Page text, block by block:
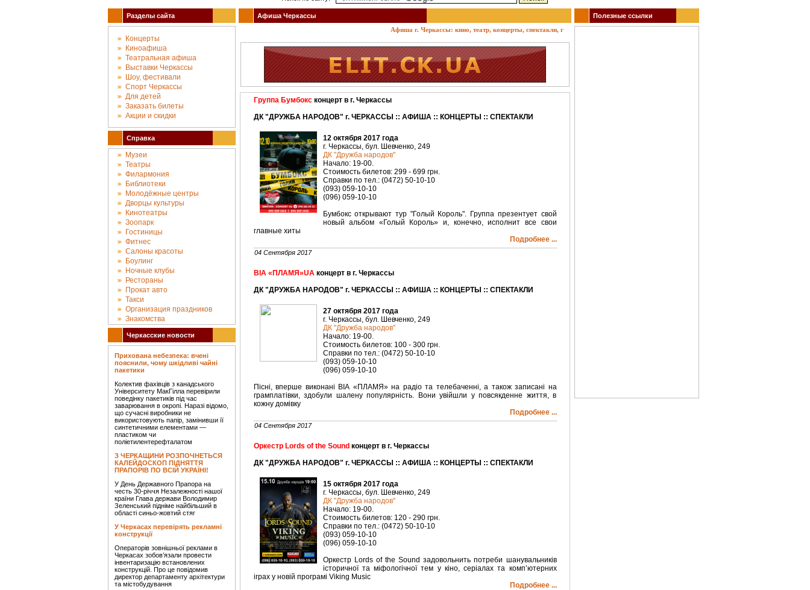
Разделы сайта
Концерты
Киноафиша
Театральная афиша
Выставки Черкассы
Шоу, фестивали
Спорт Черкассы
Для детей
Заказать билеты
Акции и скидки
Справка
Музеи
Театры
Филармония
Библиотеки
Молодёжные центры
Дворцы культуры
Кинотеатры
Зоопарк
Гостиницы
Фитнес
Салоны красоты
Боулинг
Ночные клубы
Рестораны
Прокат авто
Такси
Организация праздников
Знакомства
Черкасские новости
Прихована небезпека: вчені
пояснили, чому шкідливі чайні
пакетики
Колектив фахівців з канадського
Університету МакГілла перевірили
поведінку пакетиків під час
заварювання в окропі. Наразі відомо,
що сучасні виробники не
використовують папір, замінивши її
синтетичними елементами —
пластиком чи
поліетилентерефталатом
З ЧЕРКАЩИНИ РОЗПОЧНЕТЬСЯ
КАЛЕЙДОСКОП ПІДНЯТТЯ
ПРАПОРІВ ПО ВСІЙ УКРАЇНІ!
У День Державного Прапора на
честь 30-річчя Незалежності нашої
країни Глава держави Володимир
Зеленський підніме найбільший в
області синьо-жовтий стяг
У Черкасах перевірять рекламні
конструкції
Операторів зовнішньої реклами в
Черкасах зобов’язали провести
інвентаризацію встановлених
конструкцій. Про це повідомив
директор департаменту архітектури
та містобудування
Афиша Черкассы
Афиша г. Черкассы: кино, театр, концерты, спектакли, гастроли, выставки, акции, музеи, спорт. Заказ билетов.
Группа Бумбокс концерт в г. Черкассы
ДК "ДРУЖБА НАРОДОВ" г. ЧЕРКАССЫ :: АФИША :: КОНЦЕРТЫ :: СПЕКТАКЛИ
12 октября 2017 года
г. Черкассы, бул. Шевченко, 249
ДК "Дружба народов"
Начало: 19-00.
Стоимость билетов: 299 - 699 грн.
Справки по тел.: (0472) 50-10-10
(093) 059-10-10
(096) 059-10-10
Бумбокс открывают тур "Голый Король". Группа презентует свой
новый альбом «Голый Король» и, конечно, исполнит все свои
главные хиты
Подробнее ...
04 Сентября 2017
ВІА «ПЛАМЯ»UA концерт в г. Черкассы
ДК "ДРУЖБА НАРОДОВ" г. ЧЕРКАССЫ :: АФИША :: КОНЦЕРТЫ :: СПЕКТАКЛИ
27 октября 2017 года
г. Черкассы, бул. Шевченко, 249
ДК "Дружба народов"
Начало: 19-00.
Стоимость билетов: 100 - 300 грн.
Справки по тел.: (0472) 50-10-10
(093) 059-10-10
(096) 059-10-10
Пісні, вперше виконані ВІА «ПЛАМЯ» на радіо та телебаченні, а також записані на
грамплатівки, здобули шалену популярність. Вони увійшли у повсякденне життя, в
кожну домівку
Подробнее ...
04 Сентября 2017
Оркестр Lords of the Sound концерт в г. Черкассы
ДК "ДРУЖБА НАРОДОВ" г. ЧЕРКАССЫ :: АФИША :: КОНЦЕРТЫ :: СПЕКТАКЛИ
15 октября 2017 года
г. Черкассы, бул. Шевченко, 249
ДК "Дружба народов"
Начало: 19-00.
Стоимость билетов: 120 - 290 грн.
Справки по тел.: (0472) 50-10-10
(093) 059-10-10
(096) 059-10-10
Оркестр Lords of the Sound задовольнить потреби шанувальників
історичної та міфологічної тем у кіно, серіалах та комп’ютерних
іграх у новій програмі Viking Music
Подробнее ...
Полезные ссылки